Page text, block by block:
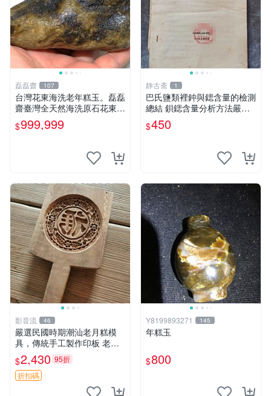
磊磊齋 107
台灣花東海洗老年糕玉。磊磊
齋臺灣全天然海洗原石花東玉
東海岸台灣藍寶石東玉東海岸
心臟石皮蛋青老麥芽年糕黑鬼
碧玉髓秀姑玉鳳梨芋仔玉總統
$999,999
静古斋 1
巴氏鹽類裡鈡與鍶含量的檢測
總結 鋇鍶含量分析方法嚴選
巴氏化合物成分分析心得 化
學分析技法推薦
$450
影音流 46
嚴選民國時期潮汕老月糕模
具，傳統手工製作印板 老月
糕模具 潮汕文化 古董印板
$2,430 95折
折扣碼
Y8199893271 145
年糕玉
$800